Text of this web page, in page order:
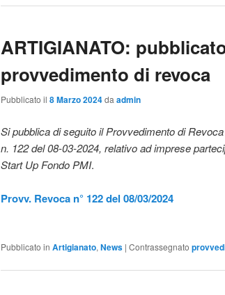
ARTIGIANATO:
provvedimento di revoca
Pubblicato il 8 Marzo 2024da admin
Si pubblica di seguito il Provvedimento di
n. 122 del 08-03-2024, relativo ad imprese
Start Up Fondo PMI.
Provv. Revoca n° 122 del 08/03/2024
Pubblicato in Artigianato, News | Contrassegnato